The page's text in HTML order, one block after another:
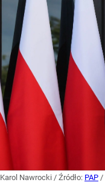
Karol Nawrocki / Źródło: PAP /